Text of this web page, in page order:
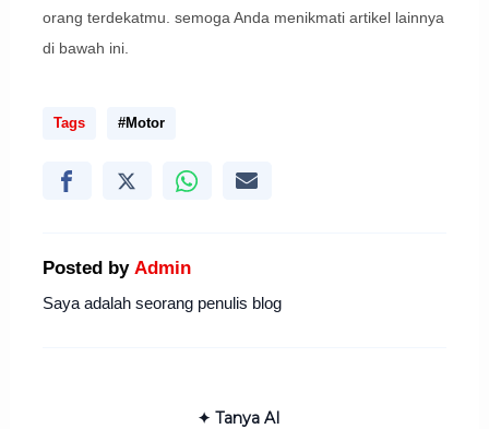
orang terdekatmu. semoga Anda menikmati artikel lainnya
di bawah ini.
Tags #Motor
Posted by Admin
Saya adalah seorang penulis blog
✦ Tanya AI